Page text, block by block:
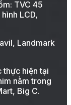
TVC 45
LCD,
Landmark
thực hiện tại
nằm trong
Big C.